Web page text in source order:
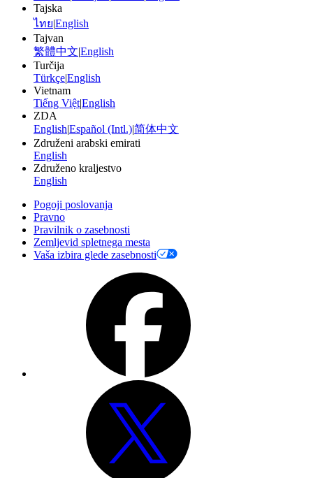
Tajska
ไทย|English
Tajvan
繁體中文|English
Turčija
Türkçe|English
Vietnam
Tiếng Việt|English
ZDA
English|Español (Intl.)|简体中文
Združeni arabski emirati
English
Združeno kraljestvo
English
Pogoji poslovanja
Pravno
Pravilnik o zasebnosti
Zemljevid spletnega mesta
Vaša izbira glede zasebnosti